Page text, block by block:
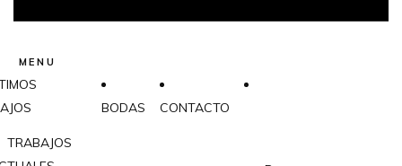
MENU
TRABAJOS
BODAS CONTACTO